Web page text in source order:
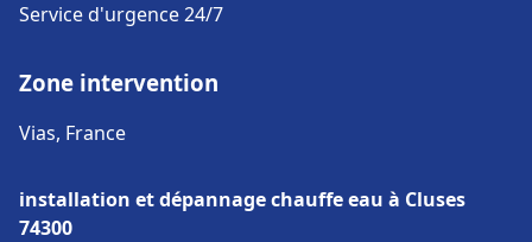
Service d'urgence 24/7
Zone intervention
Vias, France
installation et dépannage chauffe eau à Cluses
74300